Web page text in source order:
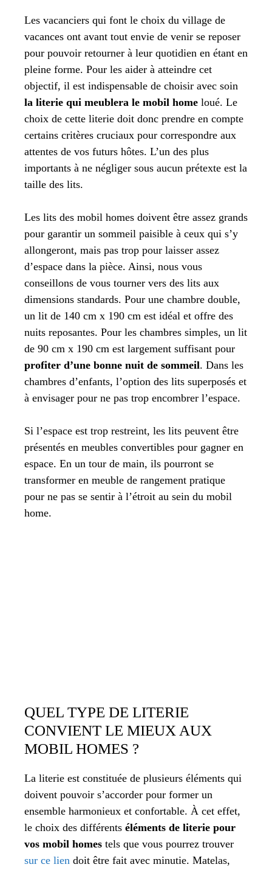
Les vacanciers qui font le choix du village de
vacances ont avant tout envie de venir se reposer
pour pouvoir retourner à leur quotidien en étant en
pleine forme. Pour les aider à atteindre cet
objectif, il est indispensable de choisir avec soin
la literie qui meublera le mobil home loué. Le
choix de cette literie doit donc prendre en compte
certains critères cruciaux pour correspondre aux
attentes de vos futurs hôtes. L’un des plus
importants à ne négliger sous aucun prétexte est la
taille des lits.
Les lits des mobil homes doivent être assez grands
pour garantir un sommeil paisible à ceux qui s’y
allongeront, mais pas trop pour laisser assez
d’espace dans la pièce. Ainsi, nous vous
conseillons de vous tourner vers des lits aux
dimensions standards. Pour une chambre double,
un lit de 140 cm x 190 cm est idéal et offre des
nuits reposantes. Pour les chambres simples, un lit
de 90 cm x 190 cm est largement suffisant pour
profiter d’une bonne nuit de sommeil. Dans les
chambres d’enfants, l’option des lits superposés et
à envisager pour ne pas trop encombrer l’espace.
Si l’espace est trop restreint, les lits peuvent être
présentés en meubles convertibles pour gagner en
espace. En un tour de main, ils pourront se
transformer en meuble de rangement pratique
pour ne pas se sentir à l’étroit au sein du mobil
home.
QUEL TYPE DE LITERIE
CONVIENT LE MIEUX AUX
MOBIL HOMES ?
La literie est constituée de plusieurs éléments qui
doivent pouvoir s’accorder pour former un
ensemble harmonieux et confortable. À cet effet,
le choix des différents éléments de literie pour
vos mobil homes tels que vous pourrez trouver
sur ce lien doit être fait avec minutie. Matelas,